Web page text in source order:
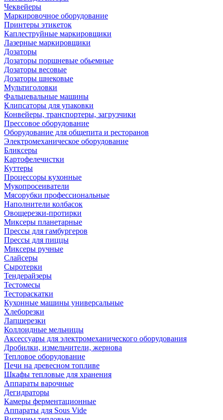
Чеквейеры
Маркировочное оборудование
Принтеры этикеток
Каплеструйные маркировщики
Лазерные маркировщики
Дозаторы
Дозаторы поршневые обьемные
Дозаторы весовые
Дозаторы шнековые
Мультиголовки
Фальцевальные машины
Клипсаторы для упаковки
Конвейеры, транспортеры, загрузчики
Прессовое оборудование
Оборудование для общепита и ресторанов
Электромеханическое оборудование
Бликсеры
Картофелечистки
Куттеры
Процессоры кухонные
Мукопросеиватели
Мясорубки профессиональные
Наполнители колбасок
Овощерезки-протирки
Миксеры планетарные
Прессы для гамбургеров
Прессы для пиццы
Миксеры ручные
Слайсеры
Сыротерки
Тендерайзеры
Тестомесы
Тестораскатки
Кухонные машины универсальные
Хлеборезки
Лапшерезки
Коллоидные мельницы
Аксессуары для электромеханического оборудования
Дробилки, измельчители, жернова
Тепловое оборудование
Печи на древесном топливе
Шкафы тепловые для хранения
Аппараты варочные
Дегидраторы
Камеры ферментационные
Аппараты для Sous Vide